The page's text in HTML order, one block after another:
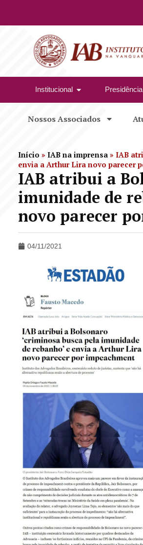
Institucional Presidência
Nossos Associados
Início » IAB na imprensa » IAB
envia a Arthur Lira novo parecer
IAB atribui a
imunidade de
novo parecer
04/11/2021